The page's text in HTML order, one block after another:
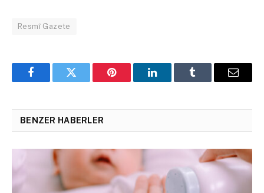
Resmî Gazete
FacebookTwitter Pinterest LinkedInTumblr Email
BENZER HABERLER